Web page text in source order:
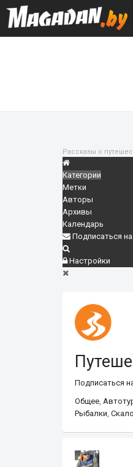
Рассказы о
Категории
Метки
Авторы
Архивы
Календарь
Подписаться
Настройки
Подписаться
Общее,
Рыбалки,